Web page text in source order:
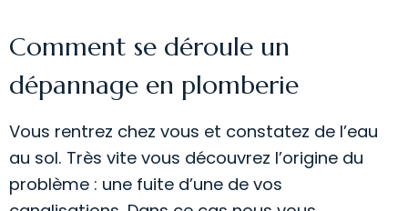
Comment se déroule un
dépannage en plomberie
Vous rentrez chez vous et constatez de l’eau
au sol. Très vite vous découvrez l’origine du
problème : une fuite d’une de vos